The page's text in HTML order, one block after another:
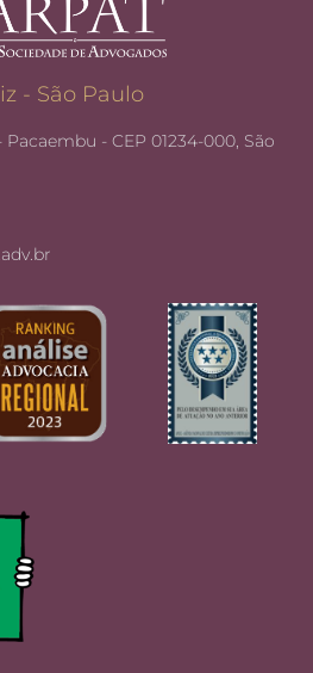
- São Paulo
Pacaembu - CEP 01234-000, São